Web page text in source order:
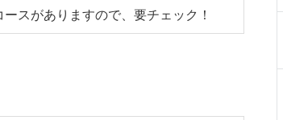
スがありますので、要チェック！